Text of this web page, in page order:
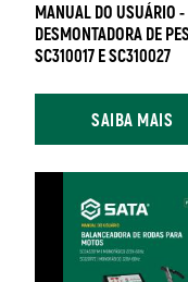
MANUAL DO USUÁRIO -
DESMONTADORA DE
SC310017 E SC310027
SAIBA MAIS